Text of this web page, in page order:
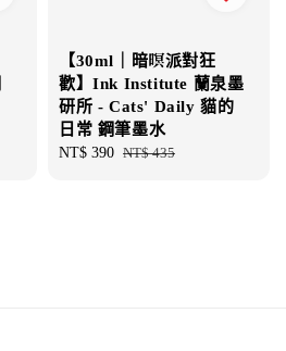
【30ml｜暗暝派對狂
歡】Ink Institute 蘭泉墨
研所 - Cats' Daily 貓的
日常 鋼筆墨水
Sale
NT$ 390 Regular
NT$ 435